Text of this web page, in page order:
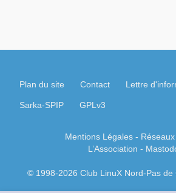
Plan du site Contact Lettre
Sarka-SPIP GPLv3
Mentions Légales- Réseaux
L’Association -
© 1998-2026 Club LinuX Nord-Pas de